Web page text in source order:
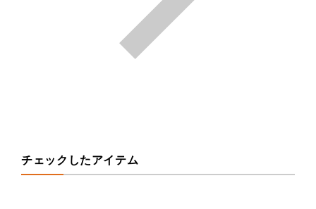
チェックしたアイテム